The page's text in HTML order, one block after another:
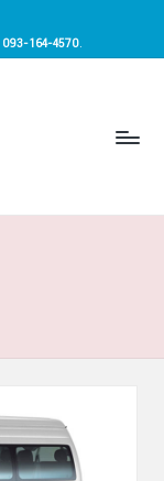
093-164-4570.